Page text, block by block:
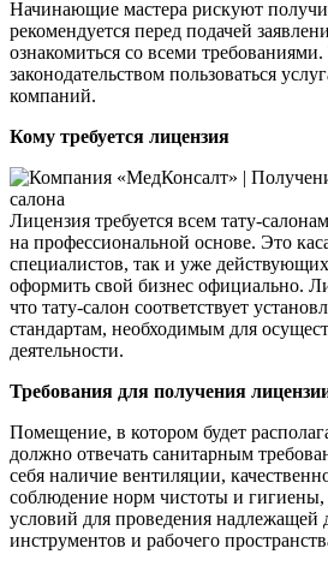
Начинающие мастера рискуют
рекомендуется перед подачей
ознакомиться со всеми
законодательством пользоваться
компаний.
Кому требуется лицензия
Лицензия требуется всем тату-
на профессиональной основе. Это
специалистов, так и уже
оформить свой бизнес официально.
что тату-салон соответствует
стандартам, необходимым для
деятельности.
Требования для получения
Помещение, в котором будет
должно отвечать санитарным
себя наличие вентиляции,
соблюдение норм чистоты и гигиены,
условий для проведения надлежащей
инструментов и рабочего